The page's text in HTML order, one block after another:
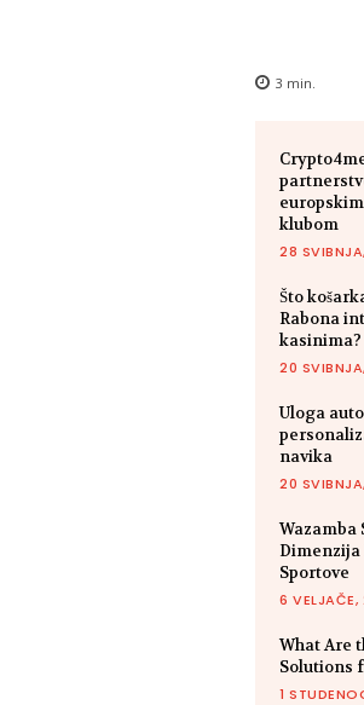
3 min.
klubom
28
Što
Rabona
kasinima?
20
Uloga
navika
20
Wazamba
Dimenzija
Sportove
6 VELJAČE,
What Are
Solutions
1